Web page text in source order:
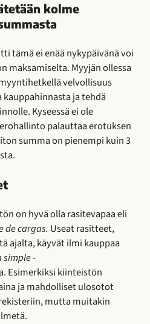
kolme
tämä ei enää nykypäivänä voi
maksamiselta. Myyjän ollessa
velvollisuus
ja tehdä
Kyseessä ei ole
palauttaa erotuksen
summa on pienempi kuin 3
on hyvä olla rasitevapaa eli
de cargas. Useat rasitteet,
ajalta, käyvät ilmi kauppaa
simple-
Esimerkiksi kiinteistön
ja mahdolliset ulosotot
mutta muitakin